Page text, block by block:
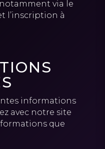
via le
l’inscription à
informations
avec notre site
que